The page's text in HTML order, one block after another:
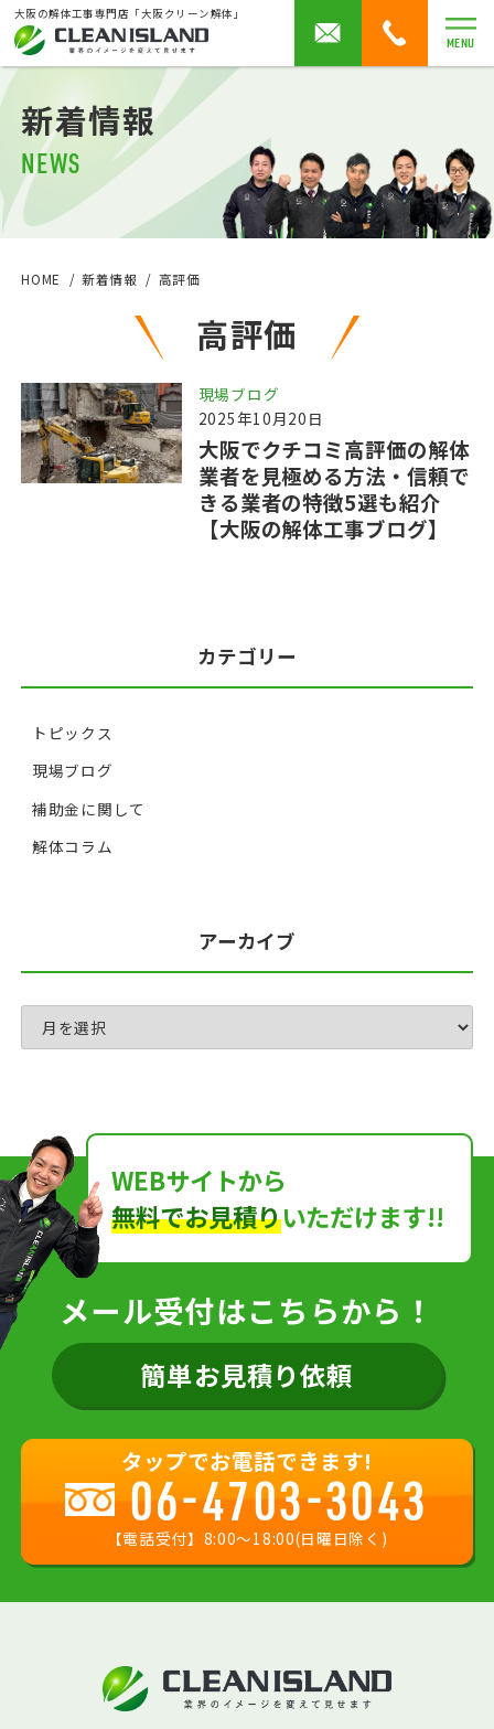
大阪の解体工事専門店「大阪クリーン解体」
MENU
新着情報
NEWS
HOME 新着情報 高評価
高評価
現場ブログ
2025年10月20日
大阪でクチコミ高評価の解体
業者を見極める方法・信頼で
きる業者の特徴5選も紹介
【大阪の解体工事ブログ】
カテゴリー
トピックス
現場ブログ
補助金に関して
解体コラム
アーカイブ
WEBサイトから
無料でお見積りいただけます!!
メール受付はこちらから！
簡単お見積り依頼
タップでお電話できます!
06-4703-3043
【電話受付】8:00〜18:00(日曜日除く)